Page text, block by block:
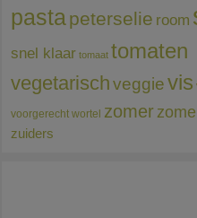
pastapeterselie room
snel klaar tomaat tomaten
vegetarischveggievis
voorgerecht wortel zomer
zuiders